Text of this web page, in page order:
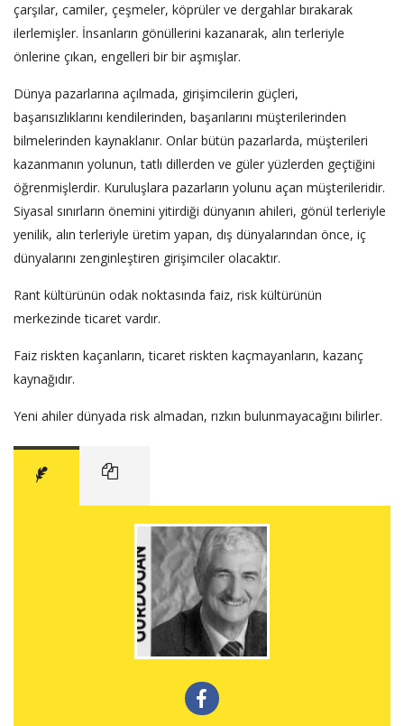
çarşılar, camiler, çeşmeler, köprüler ve dergahlar bırakarak
ilerlemişler. İnsanların gönüllerini kazanarak, alın terleriyle
önlerine çıkan, engelleri bir bir aşmışlar.
Dünya pazarlarına açılmada, girişimcilerin güçleri,
başarısızlıklarını kendilerinden, başarılarını müşterilerinden
bilmelerinden kaynaklanır. Onlar bütün pazarlarda, müşterileri
kazanmanın yolunun, tatlı dillerden ve güler yüzlerden geçtiğini
öğrenmişlerdir. Kuruluşlara pazarların yolunu açan müşterileridir.
Siyasal sınırların önemini yitirdiği dünyanın ahileri, gönül terleriyle
yenilik, alın terleriyle üretim yapan, dış dünyalarından önce, iç
dünyalarını zenginleştiren girişimciler olacaktır.
Rant kültürünün odak noktasında faiz, risk kültürünün
merkezinde ticaret vardır.
Faiz riskten kaçanların, ticaret riskten kaçmayanların, kazanç
kaynağıdır.
Yeni ahiler dünyada risk almadan, rızkın bulunmayacağını bilirler.